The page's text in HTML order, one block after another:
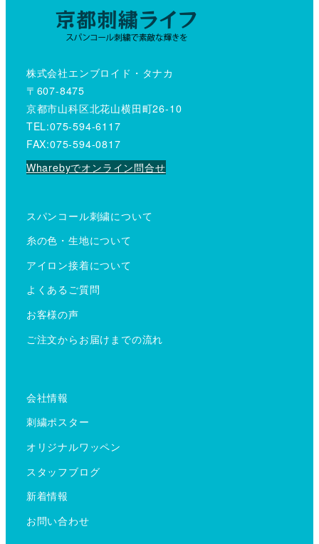
株式会社エンブロイド・タナカ
〒607-8475
京都市山科区北花山横田町26-10
TEL:075-594-6117
FAX:075-594-0817
Wharebyでオンライン問合せ
スパンコール刺繍について
糸の色・生地について
アイロン接着について
よくあるご質問
お客様の声
ご注文からお届けまでの流れ
会社情報
刺繍ポスター
オリジナルワッペン
スタッフブログ
新着情報
お問い合わせ